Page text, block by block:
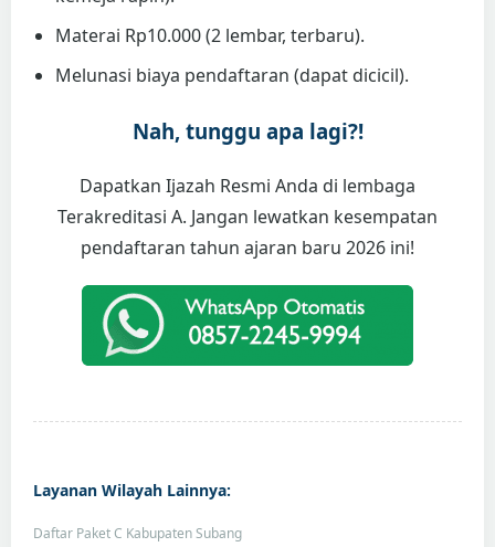
Materai Rp10.000 (2 lembar, terbaru).
Melunasi biaya pendaftaran (dapat dicicil).
Nah, tunggu apa lagi?!
Dapatkan Ijazah Resmi Anda di lembaga
Terakreditasi A. Jangan lewatkan kesempatan
pendaftaran tahun ajaran baru 2026 ini!
Layanan Wilayah Lainnya:
Daftar Paket C Kabupaten Subang